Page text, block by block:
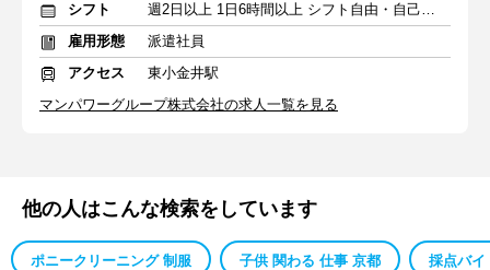
シフト
週2日以上 1日6時間以上 シフト自由・自己申告
雇用形態
派遣社員
アクセス
東小金井駅
マンパワーグループ株式会社の求人一覧を見る
他の人はこんな検索をしています
ポニークリーニング 制服 子供 関わる 仕事 京都 採点バイ